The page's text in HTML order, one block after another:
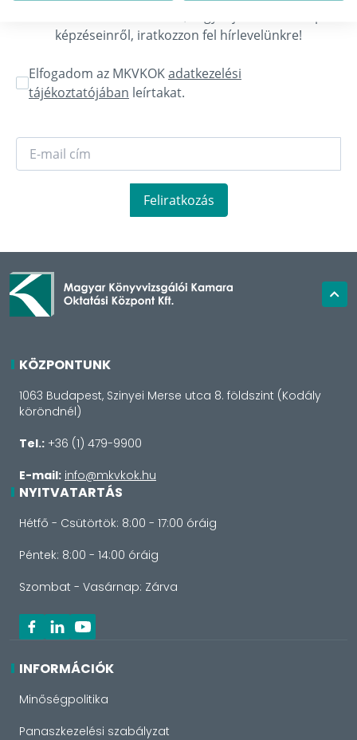
képzéseinről, iratkozzon fel hírlevelünkre!
Elfogadom az MKVKOKadatkezelési
tájékoztatójában leírtakat.
Feliratkozás
KÖZPONTUNK
1063 Budapest, Szinyei Merse utca 8. földszint (Kodály
köröndnél)
Tel.: +36 (1) 479-9900
E-mail: info@mkvkok.hu
NYITVATARTÁS
Hétfő - Csütörtök: 8:00 - 17:00 óráig
Péntek: 8:00 - 14:00 óráig
Szombat - Vasárnap: Zárva
INFORMÁCIÓK
Minőségpolitika
Panaszkezelési szabályzat